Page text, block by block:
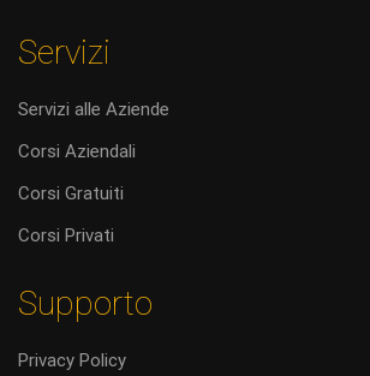
Servizi
Servizi alle Aziende
Corsi Aziendali
Corsi Gratuiti
Corsi Privati
Supporto
Privacy Policy